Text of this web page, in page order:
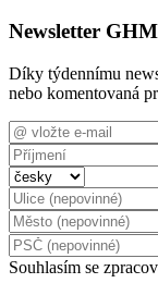
Newsletter
Díky týdennímu
nebo komentovaná
Souhlasím se